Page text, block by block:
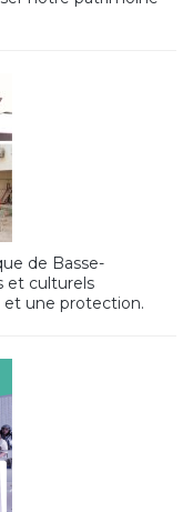
de Basse-
et culturels
et une protection.